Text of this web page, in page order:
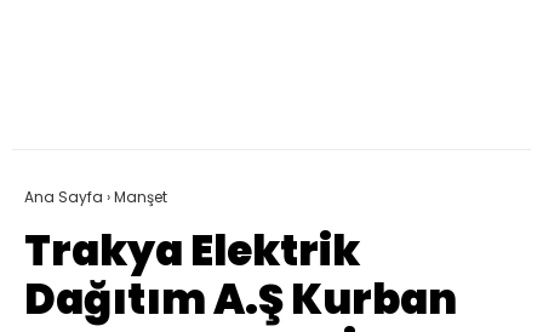
Ana Sayfa ›Manşet
Trakya Elektrik
Dağıtım A.Ş Kurban